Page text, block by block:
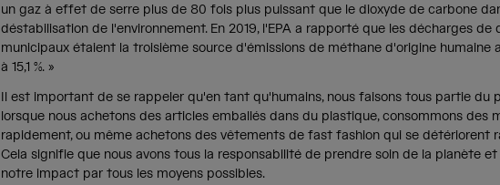
un gaz à effet de serre plus de 80 fois plus puissant que le dioxyde de carbone
déstabilisation de l'environnement. En 2019, l'EPA a rapporté que les décharges de
municipaux étaient la troisième source d'émissions de méthane d'origine humaine
à 15,1 %. »
Il est important de se rappeler qu'en tant qu'humains, nous faisons tous partie du
lorsque nous achetons des articles emballés dans du plastique, consommons des
rapidement, ou même achetons des vêtements de fast fashion qui se détériorent
Cela signifie que nous avons tous la responsabilité de prendre soin de la planète
notre impact par tous les moyens possibles.